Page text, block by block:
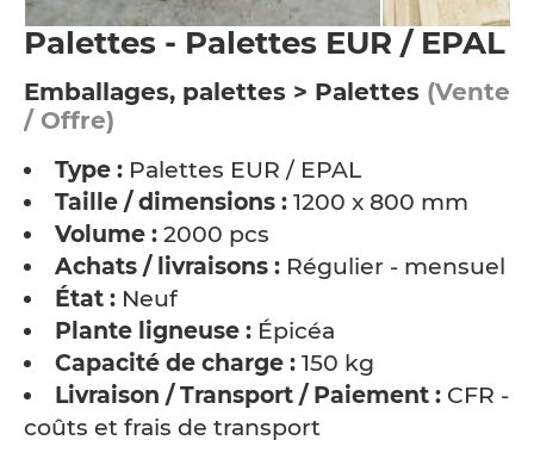
Palettes - Palettes EUR / EPAL
Emballages, palettes > Palettes (Vente
/ Offre)
Type : Palettes EUR / EPAL
Taille / dimensions : 1200 x 800 mm
Volume : 2000 pcs
Achats / livraisons : Régulier - mensuel
État : Neuf
Plante ligneuse : Épicéa
Capacité de charge : 150 kg
Livraison / Transport / Paiement : CFR -
coûts et frais de transport